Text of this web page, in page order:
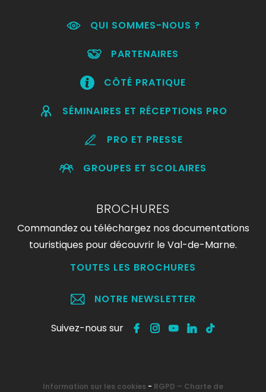
QUI SOMMES-NOUS ?
PARTENAIRES
CÔTÉ PRATIQUE
SÉMINAIRES ET RÉCEPTIONS PRO
PRO ET PRESSE
GROUPES ET SCOLAIRES
BROCHURES
Commandez ou téléchargez nos documentations
touristiques pour découvrir le Val-de-Marne.
TOUTES LES BROCHURES
NOTRE NEWSLETTER
Suivez-nous sur
Information sur les cookies - RGPD – Charte de